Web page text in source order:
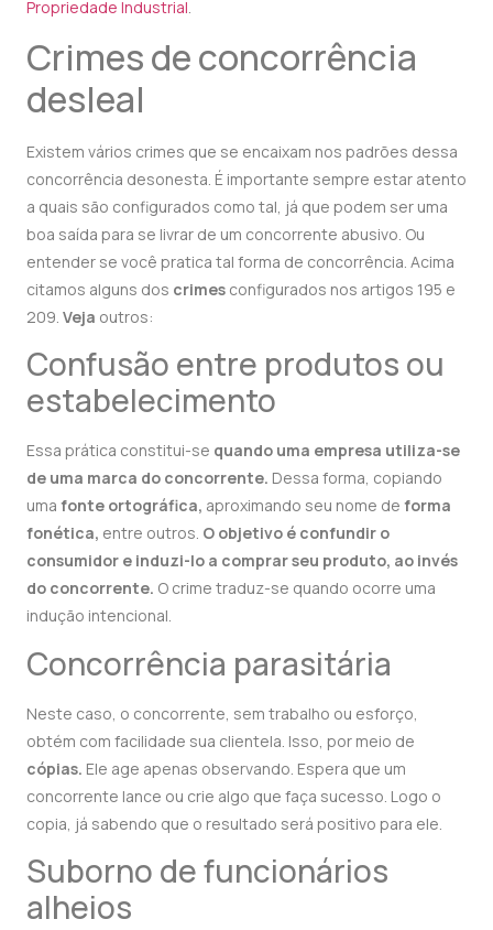
Propriedade Industrial
Crimes de concorrência
desleal
Existem vários crimes que se encaixam nos padrões dessa
concorrência desonesta. É importante sempre estar atento
a quais são configurados como tal, já que podem ser uma
boa saída para se livrar de um concorrente abusivo. Ou
entender se você pratica tal forma de concorrência. Acima
citamos alguns dos crimes configurados nos artigos 195 e
209. Veja outros:
Confusão entre produtos ou
estabelecimento
Essa prática constitui-se quando uma empresa utiliza-se
de uma marca do concorrente. Dessa forma, copiando
uma fonte ortográfica, aproximando seu nome de forma
fonética, entre outros. O objetivo é confundir o
consumidor e induzi-lo a comprar seu produto, ao invés
do concorrente. O crime traduz-se quando ocorre uma
indução intencional.
Concorrência parasitária
Neste caso, o concorrente, sem trabalho ou esforço,
obtém com facilidade sua clientela. Isso, por meio de
cópias. Ele age apenas observando. Espera que um
concorrente lance ou crie algo que faça sucesso. Logo o
copia, já sabendo que o resultado será positivo para ele.
Suborno de funcionários
alheios